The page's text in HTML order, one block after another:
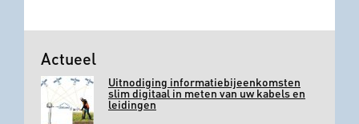
Actueel
Uitnodiging informatiebijeenkomsten
slim digitaal in meten van uw kabels en
leidingen